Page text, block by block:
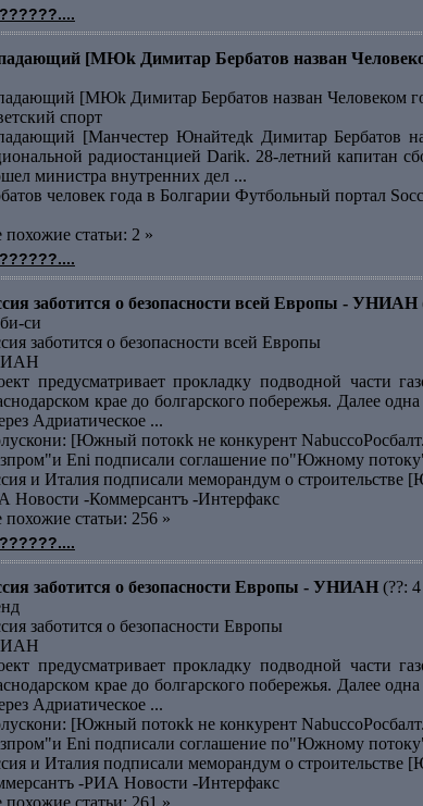
[МЮk Димитар Бербатов назван
[МЮk Димитар Бербатов назван Человеком
спорт
[Манчестер Юнайтедk Димитар Бербатов
радиостанцией Darik. 28-летний капитан
министра внутренних дел ...
человек года в Болгарии Футбольный портал
похожие статьи: 2 »
заботится о безопасности всей Европы - УНИАН
си
заботится о безопасности всей Европы
предусматривает прокладку подводной части
крае до болгарского побережья. Далее
Адриатическое ...
[Южный потокk не конкурент
Еni подписали соглашение по"Южному
и Италия подписали меморандум о
Новости -Коммерсантъ -Интерфакс
похожие статьи: 256 »
заботится о безопасности Европы - УНИАН (??:
заботится о безопасности Европы
предусматривает прокладку подводной части
крае до болгарского побережья. Далее
Адриатическое ...
[Южный потокk не конкурент
Еni подписали соглашение по"Южному
и Италия подписали меморандум о
-РИА Новости -Интерфакс
похожие статьи: 261 »